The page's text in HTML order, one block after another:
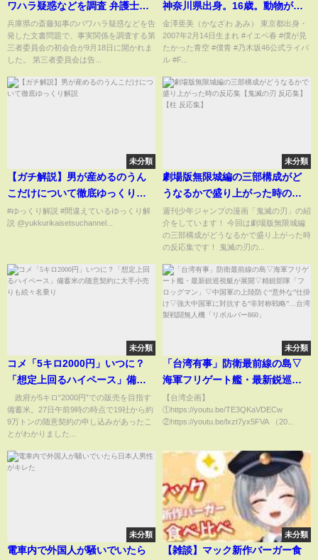
ワハラ疑惑などを調査 弁護士で
つくる第三者委員会が初会合
兵庫県の斎藤知事のパワハラ疑惑などを告
発した文書問題で、事実関係を調査する第
三者委員会の初会合が9月18日に開かれま
した。 第三者委員会は告...
神奈川県出身。16歳。動物が大
好きで、犬と遊んでいる時は自
然体でいられた🎥#僕が見たかっ
た青空 #乃木坂46公式ライバル
金澤亜美（かなざわ あみ） 東京都出身・
2007年2月14日生まれ #イエベ春 #僕が見
たかった青空 #僕青 #乃木坂46公式ライバ
ル #F...
未分類
【ガチ解説】男が産めるのうん
こだけについて徹底ゆっくり解
説
#ゆっくり解説 #間違えているゆっくり解
説 @yukkurikaisetsuchannel...
未分類
劇場版無限城編の三部構成がど
うなるかで盛り上がった時の反
応集【鬼滅の刃 反応集】【柱 反
応集】
週刊少年ジャンプの漫画「鬼滅の刃」の紹
介をしています！ 今回は劇場版無限城編
の三部構成がどうなるかで盛り上がった時
の反応集です！ 鬼滅の刃の...
未分類
コメ「5キロ2000円」いつに？
「想定上回るハイペース」備蓄
米の随意契約に大手小売りも
続々名乗り
政府が5キロ“2000円”での販売を目指す
備蓄米。27日午前9時の時点で19社から約
9万トンの随意契約の申し込みがあったこ
とがわかりました...
未分類
「台湾有事」防衛最前線の島▽
海軍フリゲート艦・最新鋭巡視
艇が展開▽精鋭部隊「フロッグ
マン」▽中国軍の上陸防ぐ“意外
な”仕掛け▽強大中国軍に対抗す
人機「リボルバー860」
【台湾企画】
①https://youtu.be/TE3QKaVDECw
②https://youtu.be/lxzt7yx5FVA （20...
未分類
電車内で外国人が騒いでいたら
未分類
【雑談】マック新作バーガー食